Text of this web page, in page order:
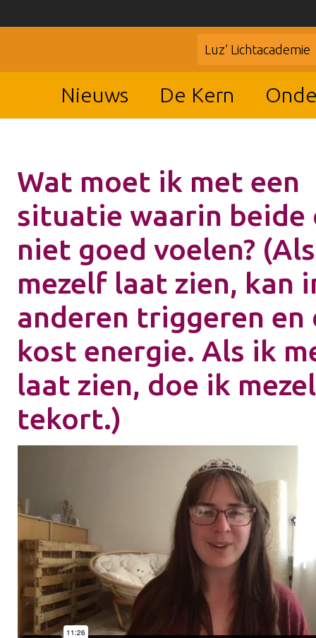
Luz’ Lichtacademie
Nieuws De Kern
Wat moet ik met een
situatie waarin beide
niet goed voelen?
mezelf laat zien, kan
anderen triggeren en
kost energie. Als ik
laat zien, doe ik
tekort.)